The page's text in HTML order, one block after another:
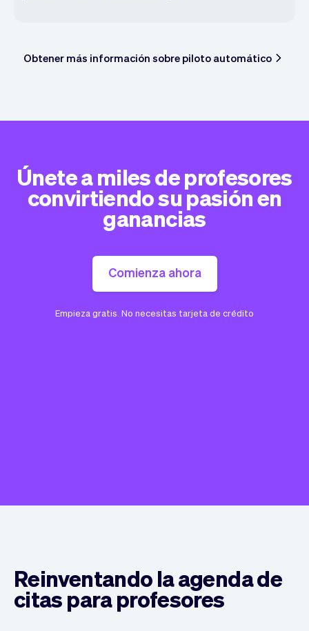
Obtener más información sobre piloto automático
Únete a miles de profesores
convirtiendo su pasión en
ganancias
Comienza ahora
Empieza gratis. No necesitas tarjeta de crédito
Reinventando la agenda de
citas para profesores